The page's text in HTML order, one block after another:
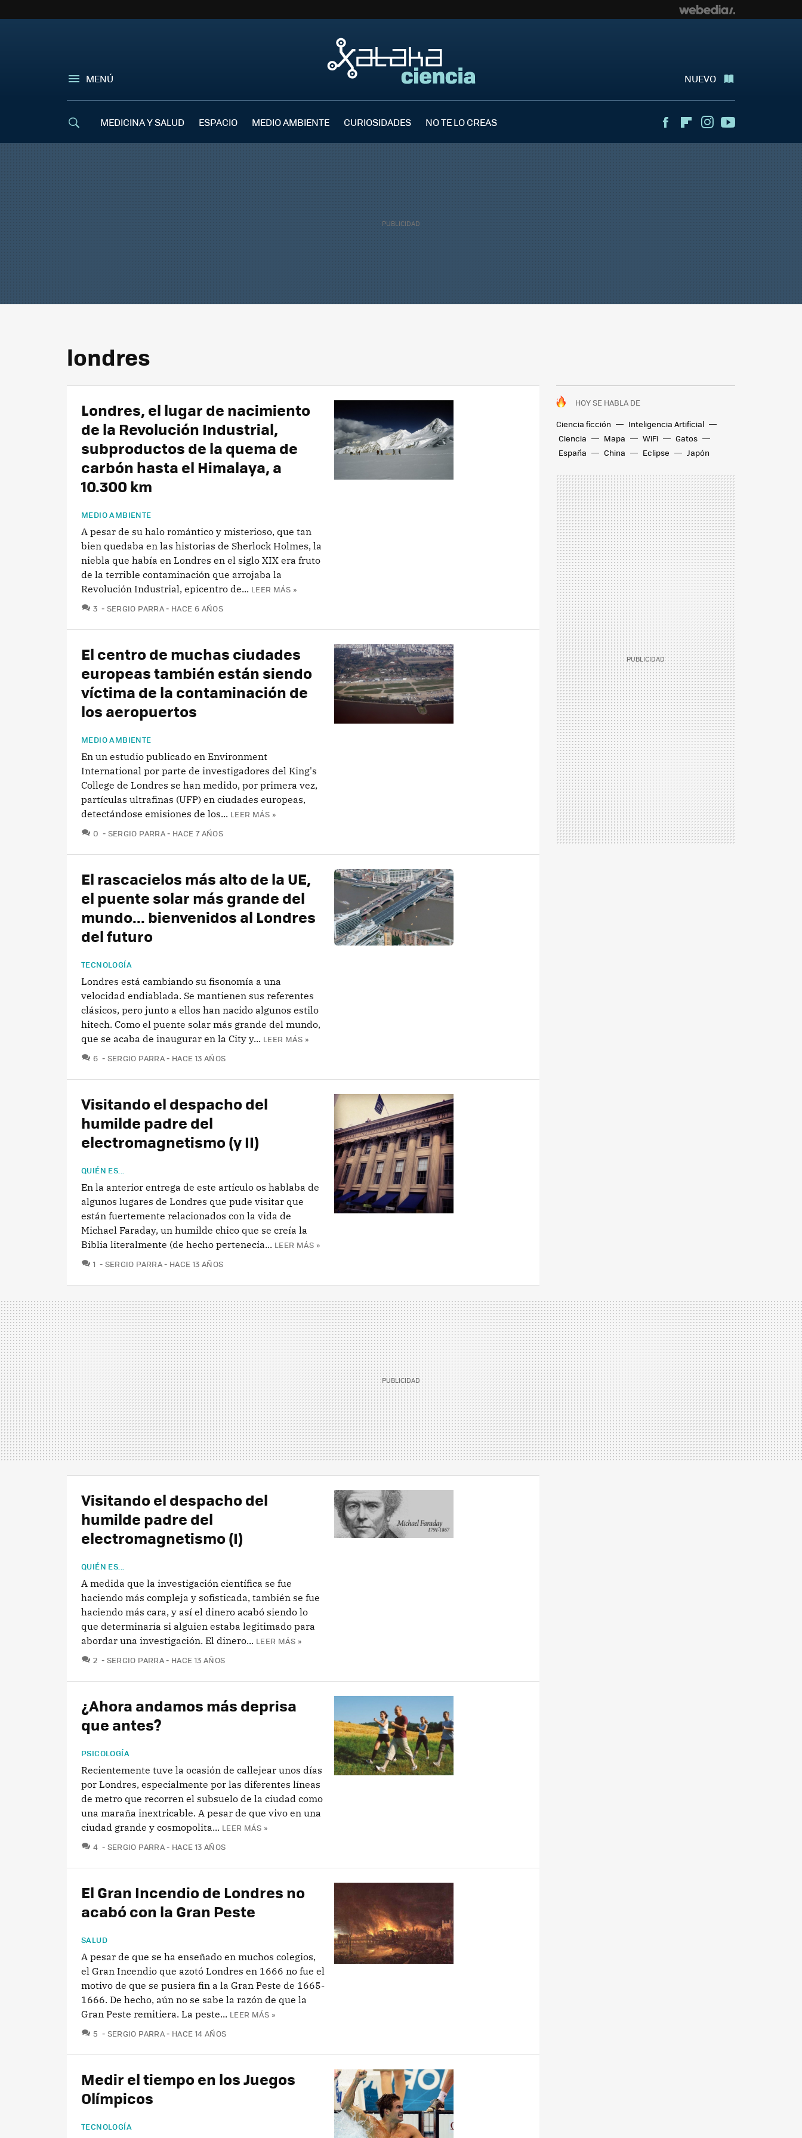
MENÚ NUEVO
MEDICINA Y SALUD ESPACIO MEDIO AMBIENTE CURIOSIDADES NO TE LO CREAS FacebookFlipboardInstagram
londres
HOY SE HABLA DE
Ciencia ficción
Inteligencia Artificial
Ciencia
Mapa WiFi
Gatos
España
China Eclipse Japón
Londres, el lugar de nacimiento
de la Revolución Industrial,
subproductos de la quema de
carbón hasta el Himalaya, a
10.300 km
MEDIO AMBIENTE
A pesar de su halo romántico y misterioso, que tan
bien quedaba en las historias de Sherlock Holmes, la
niebla que había en Londres en el siglo XIX era fruto
de la terrible contaminación que arrojaba la
Revolución Industrial, epicentro de... LEER MÁS »
3 COMENTARIOS
SERGIO PARRA HACE 6 AÑOS
El centro de muchas ciudades
europeas también están siendo
víctima de la contaminación de
los aeropuertos
MEDIO AMBIENTE
En un estudio publicado en Environment
International por parte de investigadores del King's
College de Londres se han medido, por primera vez,
partículas ultrafinas (UFP) en ciudades europeas,
detectándose emisiones de los... LEER MÁS »
0 COMENTARIOS
SERGIO PARRA HACE 7 AÑOS
El rascacielos más alto de la UE,
el puente solar más grande del
mundo... bienvenidos al Londres
del futuro
TECNOLOGÍA
Londres está cambiando su fisonomía a una
velocidad endiablada. Se mantienen sus referentes
clásicos, pero junto a ellos han nacido algunos estilo
hitech. Como el puente solar más grande del mundo,
que se acaba de inaugurar en la City y... LEER MÁS »
6 COMENTARIOS
SERGIO PARRA HACE 13 AÑOS
Visitando el despacho del
humilde padre del
electromagnetismo (y II)
QUIÉN ES...
En la anterior entrega de este artículo os hablaba de
algunos lugares de Londres que pude visitar que
están fuertemente relacionados con la vida de
Michael Faraday, un humilde chico que se creía la
Biblia literalmente (de hecho pertenecía... LEER MÁS »
1 COMENTARIOS
SERGIO PARRA HACE 13 AÑOS
Visitando el despacho del
humilde padre del
electromagnetismo (I)
QUIÉN ES...
A medida que la investigación científica se fue
haciendo más compleja y sofisticada, también se fue
haciendo más cara, y así el dinero acabó siendo lo
que determinaría si alguien estaba legitimado para
abordar una investigación. El dinero... LEER MÁS »
2 COMENTARIOS
SERGIO PARRA HACE 13 AÑOS
¿Ahora andamos más deprisa
que antes?
PSICOLOGÍA
Recientemente tuve la ocasión de callejear unos días
por Londres, especialmente por las diferentes líneas
de metro que recorren el subsuelo de la ciudad como
una maraña inextricable. A pesar de que vivo en una
ciudad grande y cosmopolita... LEER MÁS »
4 COMENTARIOS
SERGIO PARRA HACE 13 AÑOS
El Gran Incendio de Londres no
acabó con la Gran Peste
SALUD
A pesar de que se ha enseñado en muchos colegios,
el Gran Incendio que azotó Londres en 1666 no fue el
motivo de que se pusiera fin a la Gran Peste de 1665-
1666. De hecho, aún no se sabe la razón de que la
Gran Peste remitiera. La peste... LEER MÁS »
5 COMENTARIOS
SERGIO PARRA HACE 14 AÑOS
Medir el tiempo en los Juegos
Olímpicos
TECNOLOGÍA